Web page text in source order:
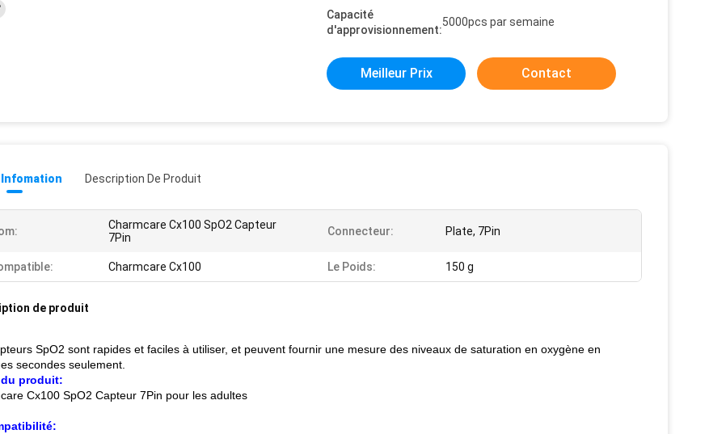
Capacité
d'approvisionnement:
5000pcs par semaine
Meilleur Prix Contact
Infomation Description De Produit
Charmcare Cx100 SpO2 Capteur
7Pin
Connecteur: Plate, 7Pin
Charmcare Cx100 Le Poids: 150 g
de produit
SpO2 sont rapides et faciles à utiliser, et peuvent fournir une mesure des niveaux de saturation en oxygène en
secondes seulement.
du produit:
Cx100 SpO2 Capteur 7Pin pour les adultes